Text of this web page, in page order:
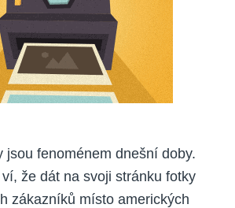
jsou fenoménem dnešní doby.
že dát na svoji stránku fotky
zákazníků místo amerických